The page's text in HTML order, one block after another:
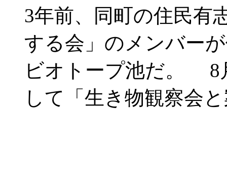
3年前、同町の住民有
する会」のメンバー
ビオトープ池だ。 8
して「生き物観察